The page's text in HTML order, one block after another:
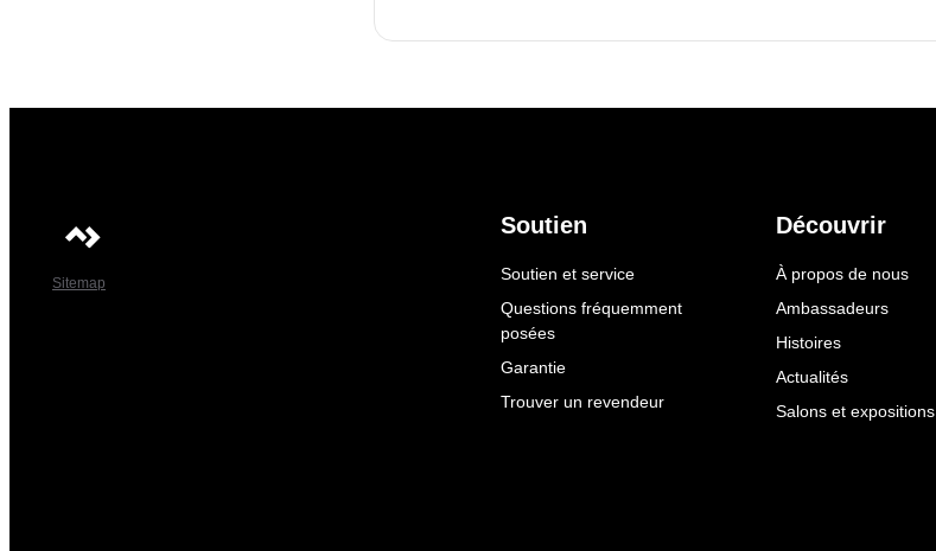
Sitemap
Soutien
Soutien et service
Questions fréquemment
posées
Garantie
Trouver un revendeur
Découvrir
À propos de nous
Ambassadeurs
Histoires
Actualités
Salons et expositions